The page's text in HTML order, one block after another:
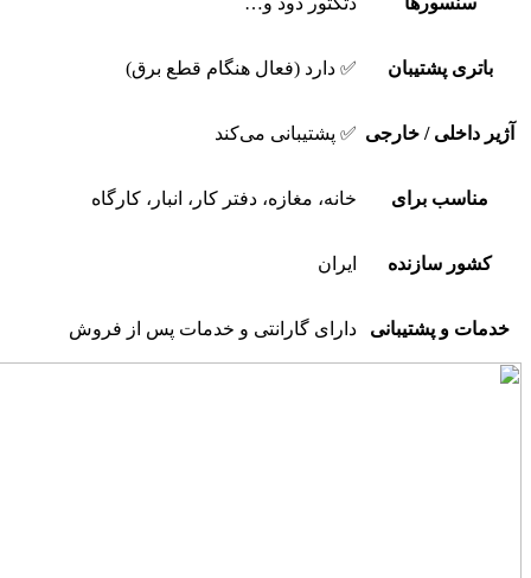
باتری پشتیبان ✅ دارد (فعال هنگام قطع برق)
آژیر داخلی / خارجی ✅ پشتیبانی می‌کند
مناسب برای خانه، مغازه، دفتر کار، انبار، کارگاه
کشور سازنده ایران
خدمات و پشتیبانی دارای گارانتی و خدمات پس از فروش